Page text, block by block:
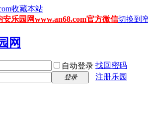
收藏本站
安乐园网www.an68.com官方微信切换到
自动登录 找回密码
登录 注册乐园